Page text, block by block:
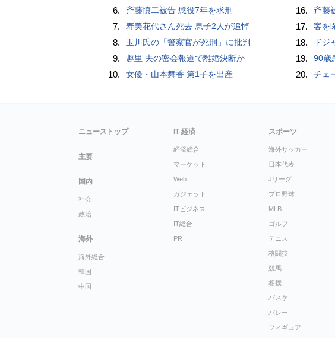
6. 斉藤慎二被告 懲役7年を求刑
7. 寿美花代さん死去 息子2人が追悼
8. 玉川氏の「警察官が死刑」に批判
9. 趣里 夫の密会報道で離婚決断か
10. 女優・山本舞香 第1子を出産
16. 斉藤
17. 客を
18. ドジ
19. 90歳
20. チェ
ニューストップ
主要
国内
社会
政治
海外
海外総合
韓国
中国
IT 経済
経済総合
マーケット
Web
ガジェット
ITビジネス
IT総合
PR
スポーツ
海外サッカー
日本代表
Jリーグ
プロ野球
MLB
ゴルフ
テニス
格闘技
競馬
相撲
バスケ
バレー
フィギュア